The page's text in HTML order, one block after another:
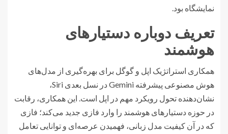
نمایشگاه بود.
تعریف دوباره دستیارهای
هوشمند
همکاری استراتژیک اپل و گوگل برای بهره‌گیری از مدل‌های
هوش مصنوعی پیشرفته Gemini در نسل بعدی Siri،
نشان‌دهنده تحول رویکرد مهم در اپل است. این همکاری، رقابت
در حوزه دستیارهای هوشمند را وارد فازی جدید می‌کند؛ فازی
که در آن کیفیت مدل زبانی، فهمیدن عرصه‌ای و توانایی تعامل